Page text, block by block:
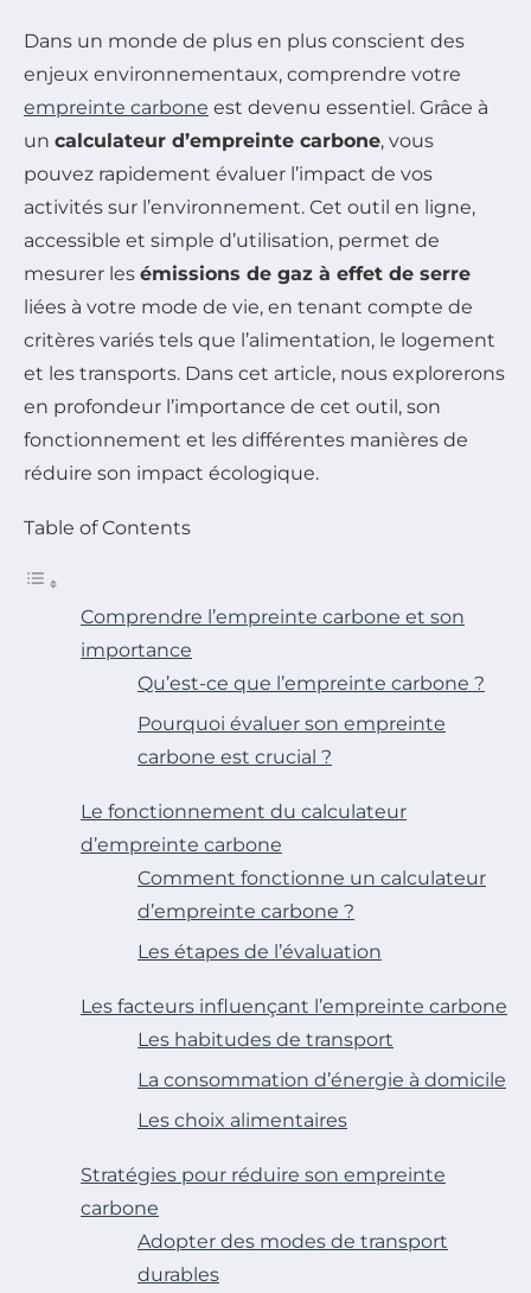
Dans un monde de plus en plus conscient des
enjeux environnementaux, comprendre votre
empreinte carbone est devenu essentiel. Grâce à
un calculateur d’empreinte carbone, vous
pouvez rapidement évaluer l’impact de vos
activités sur l’environnement. Cet outil en ligne,
accessible et simple d’utilisation, permet de
mesurer les émissions de gaz à effet de serre
liées à votre mode de vie, en tenant compte de
critères variés tels que l’alimentation, le logement
et les transports. Dans cet article, nous explorerons
en profondeur l’importance de cet outil, son
fonctionnement et les différentes manières de
réduire son impact écologique.
Table of Contents
Comprendre l’empreinte carbone et son
importance
Qu’est-ce que l’empreinte carbone ?
Pourquoi évaluer son empreinte
carbone est crucial ?
Le fonctionnement du calculateur
d’empreinte carbone
Comment fonctionne un calculateur
d’empreinte carbone ?
Les étapes de l’évaluation
Les facteurs influençant l’empreinte carbone
Les habitudes de transport
La consommation d’énergie à domicile
Les choix alimentaires
Stratégies pour réduire son empreinte
carbone
Adopter des modes de transport
durables